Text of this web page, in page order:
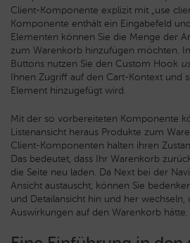
Client-Komponente explizit mit „use
Komponente enthält ein Eingabefeld
Elementen können Sie die Menge der
zum Warenkorb hinzufügen möchten.
Buttons nutzen Sie den Custom Hook
Ihnen Zugriff auf den Cart-Kontext und
Element hinzugefügt wird.
Mit der so vorbereiteten Komponente
Listenansicht heraus Produkte zum
Client-Komponenten halten ihren
Das bedeutet, dass Ihr Warenkorb
die Seite neu laden. Da Next bei der
Ansicht austauscht, können Sie
und Detailansicht hin und her wechseln,
Auswirkungen auf den Warenkorb hätte.